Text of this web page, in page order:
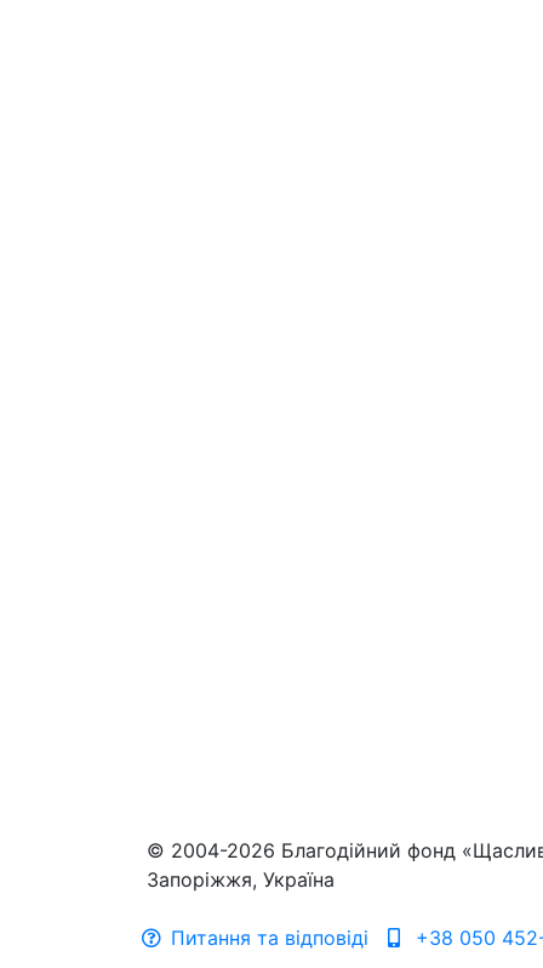
© 2004-2026 Благодійний фонд
Запоріжжя, Україна
Питання та відповіді +38 050